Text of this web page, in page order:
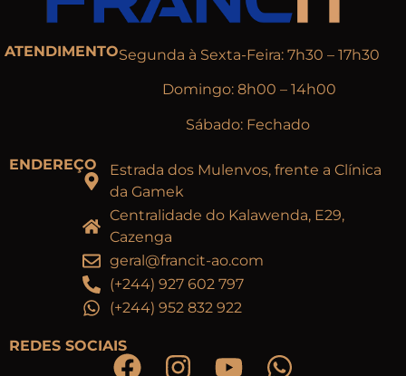
ATENDIMENTOSegunda à Sexta-Feira: 7h30 – 17h30
Domingo: 8h00 – 14h00
Sábado: Fechado
ENDEREÇO
Estrada dos Mulenvos, frente a Clínica
da Gamek
Centralidade do Kalawenda, E29,
Cazenga
geral@francit-ao.com
(+244) 927 602 797
(+244) 952 832 922
REDES SOCIAIS